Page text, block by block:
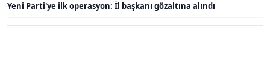
Yeni Parti'ye ilk operasyon: İl başkanı gözaltına alındı